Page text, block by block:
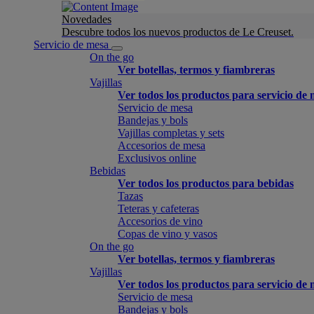
Novedades
Descubre todos los nuevos productos de Le Creuset.
Servicio de mesa
On the go
Ver botellas, termos y fiambreras
Vajillas
Ver todos los productos para servicio de
Servicio de mesa
Bandejas y bols
Vajillas completas y sets
Accesorios de mesa
Exclusivos online
Bebidas
Ver todos los productos para bebidas
Tazas
Teteras y cafeteras
Accesorios de vino
Copas de vino y vasos
On the go
Ver botellas, termos y fiambreras
Vajillas
Ver todos los productos para servicio de
Servicio de mesa
Bandejas y bols